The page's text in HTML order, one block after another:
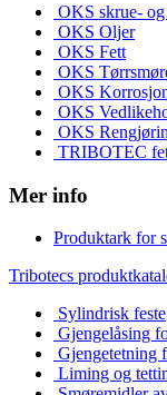
OKS skrue- og
OKS Oljer
OKS Fett
OKS
OKS
OKS
OKS
TRIBOTEC
Mer info
Produktark for
Tribotecs
Sylindrisk feste
Gjengelåsing
Gjengetetning
Liming og